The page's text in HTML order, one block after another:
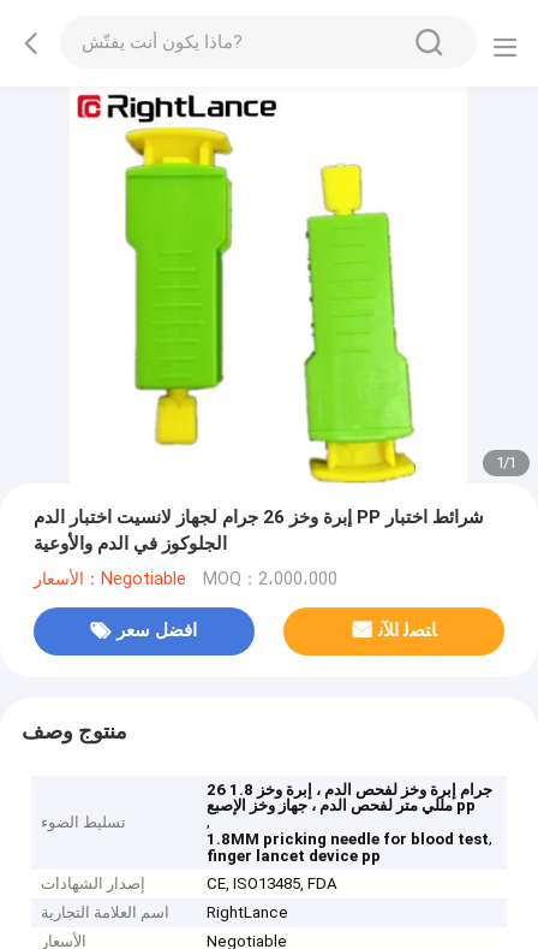
1/1
إبرة وخز 26 جرام لجهاز لانسيت اختبار الدم PP شرائط اختبار
الجلوكوز في الدم والأوعية
الأسعار：Negotiable MOQ：2،000،000
افضل سعر ﺎﺘﺼﻟ ﺍﻶﻧ
منتوج وصف
تسليط الضوء
26 جرام إبرة وخز لفحص الدم ، إبرة وخز 1.8
مللي متر لفحص الدم ، جهاز وخز الإصبع pp
,
1.8MM pricking needle for blood test,
finger lancet device pp
إصدار الشهادات
CE, ISO13485, FDA
اسم العلامة التجارية
RightLance
الأسعار
Negotiable